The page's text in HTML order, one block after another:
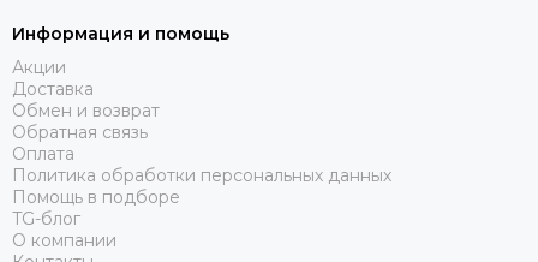
Информация и помощь
Акции
Доставка
Обмен и возврат
Обратная связь
Оплата
Политика обработки персональных данных
Помощь в подборе
TG-блог
О компании